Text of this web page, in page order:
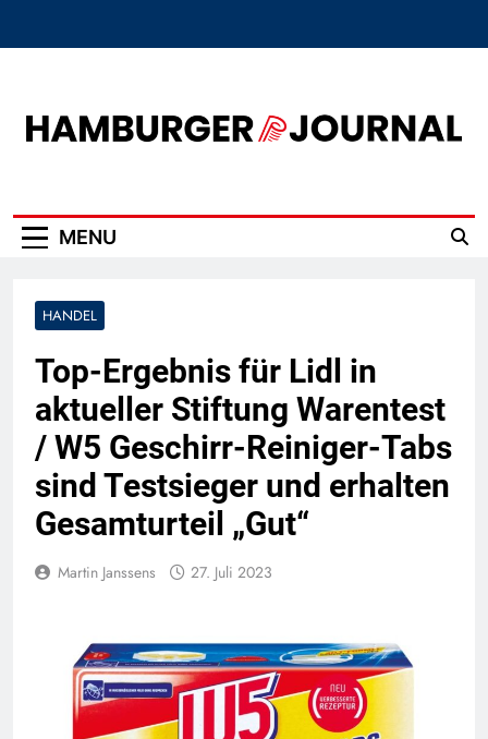
MENU
HANDEL
Top-Ergebnis für Lidl in
aktueller Stiftung Warentest
/ W5 Geschirr-Reiniger-Tabs
sind Testsieger und erhalten
Gesamturteil „Gut“
Martin Janssens 27. Juli 2023